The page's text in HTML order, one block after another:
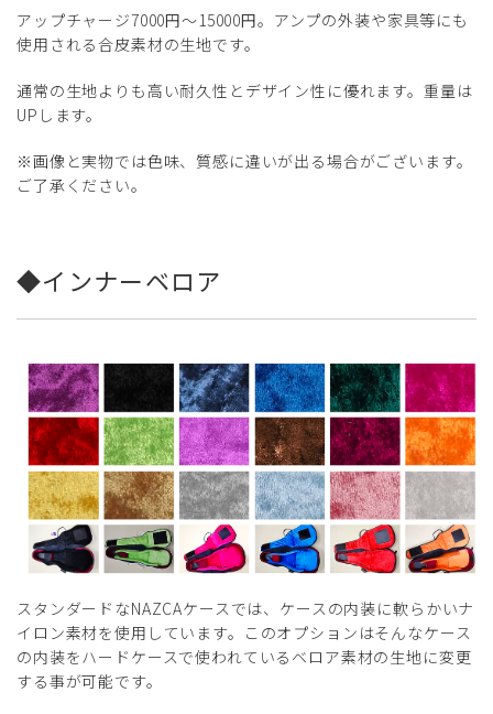
アップチャージ7000円～15000円。アンプの外装や家具等にも
使用される合皮素材の生地です。
通常の生地よりも高い耐久性とデザイン性に優れます。重量は
UPします。
​※画像と実物では色味、質感に違いが出る場合がございます。
ご了承ください。
◆インナーベロア
スタンダードなNAZCAケースでは、ケースの内装に軟らかいナ
イロン素材を使用しています。このオプションはそんなケース
の内装をハードケースで使われているベロア素材の生地に変更
する事が可能です。